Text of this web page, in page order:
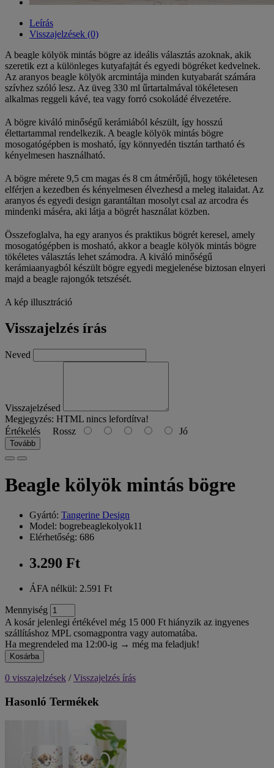
Leírás
Visszajelzések (0)
A beagle kölyök mintás bögre az ideális választás azoknak, akik
szeretik ezt a különleges kutyafajtát és egyedi bögréket kedvelnek.
Az aranyos beagle kölyök arcmintája minden kutyabarát számára
szívhez szóló lesz. Az üveg 330 ml űrtartalmával tökéletesen
alkalmas reggeli kávé, tea vagy forró csokoládé élvezetére.
A bögre kiváló minőségű kerámiából készült, így hosszú
élettartammal rendelkezik. A beagle kölyök mintás bögre
mosogatógépben is mosható, így könnyedén tisztán tartható és
kényelmesen használható.
A bögre mérete 9,5 cm magas és 8 cm átmérőjű, hogy tökéletesen
elférjen a kezedben és kényelmesen élvezhesd a meleg italaidat. Az
aranyos és egyedi design garantáltan mosolyt csal az arcodra és
mindenki máséra, aki látja a bögrét használat közben.
Összefoglalva, ha egy aranyos és praktikus bögrét keresel, amely
mosogatógépben is mosható, akkor a beagle kölyök mintás bögre
tökéletes választás lehet számodra. A kiváló minőségű
kerámiaanyagból készült bögre egyedi megjelenése biztosan elnyeri
majd a beagle rajongók tetszését.
A kép illusztráció
Visszajelzés írás
Neved
Visszajelzésed
Megjegyzés: HTML nincs lefordítva!
Értékelés Rossz Jó
Tovább
Beagle kölyök mintás bögre
Gyártó: Tangerine Design
Model: bogrebeaglekolyok11
Elérhetőség: 686
3.290 Ft
ÁFA nélkül: 2.591 Ft
Mennyiség
A kosár jelenlegi értékével még 15 000 Ft hiányzik az ingyenes
szállításhoz MPL csomagpontra vagy automatába.
Ha megrendeled ma 12:00-ig → még ma feladjuk!
Kosárba
0 visszajelzések /Visszajelzés írás
Hasonló Termékek